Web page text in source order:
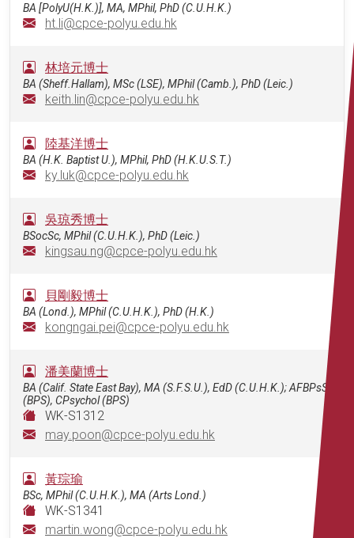
BA [PolyU(H.K.)], MA, MPhil, PhD (C.U.H.K.)
ht.li@cpce-polyu.edu.hk
林培元博士
BA (Sheff.Hallam), MSc (LSE), MPhil (Camb.), PhD (Leic.)
keith.lin@cpce-polyu.edu.hk
陸基洋博士
BA (H.K. Baptist U.), MPhil, PhD (H.K.U.S.T.)
ky.luk@cpce-polyu.edu.hk
吳琼秀博士
BSocSc, MPhil (C.U.H.K.), PhD (Leic.)
kingsau.ng@cpce-polyu.edu.hk
貝剛毅博士
BA (Lond.), MPhil (C.U.H.K.), PhD (H.K.)
kongngai.pei@cpce-polyu.edu.hk
潘美蘭博士
BA (Calif. State East Bay), MA (S.F.S.U.), EdD (C.U.H.K.); AFBPsS
(BPS), CPsychol (BPS)
WK-S1312
may.poon@cpce-polyu.edu.hk
黃琮瑜
BSc, MPhil (C.U.H.K.), MA (Arts Lond.)
WK-S1341
martin.wong@cpce-polyu.edu.hk